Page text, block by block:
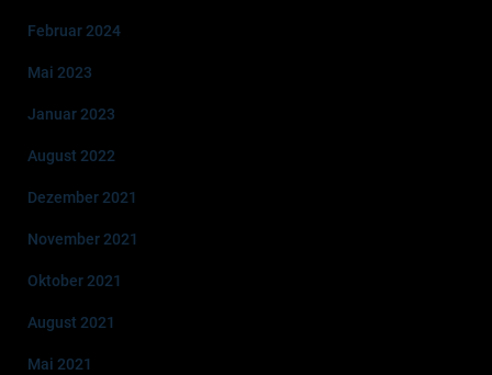
Februar 2024
Mai 2023
Januar 2023
August 2022
Dezember 2021
November 2021
Oktober 2021
August 2021
Mai 2021